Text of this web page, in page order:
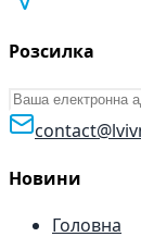
Розсилка
Новини
Головна